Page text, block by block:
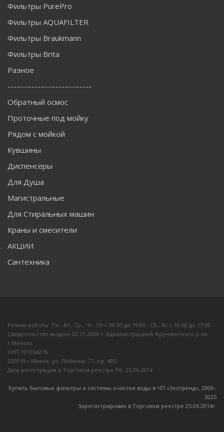
Фильтры PurePro
Фильтры AQUAFILTER
Фильтры Braukmann
Фильтры Brita
Разное
----------------------------
Обратный осмос
Проточные под мойку
Рядом с мойкой
Кувшины
Диспенсеры
Для Душа
Магистральные
Для Стиральных машин
Краны и смесители
АКЦИИ
Сантехника
Режим работы: Пн , Вт , Ср , Чт , Пт c 09:00 до 19:00 ; Сб , Вс c 10:00 до 17:00
Свидетельство выдано 02.11.2009 г. Администрацией Фрунзенского р-на
г.Минска
УНП 191254276
220019 г.Минск, ул. Лобанка, 77, оф. 405
Дата регистрации в Торговом реестре РБ: 25.06.2014
Купить бытовые фильтры и системы очистки воды в ЧП «Экотренд», 2009–
2025
Зарегистрирован в Торговом реестре 25.06.2014г.